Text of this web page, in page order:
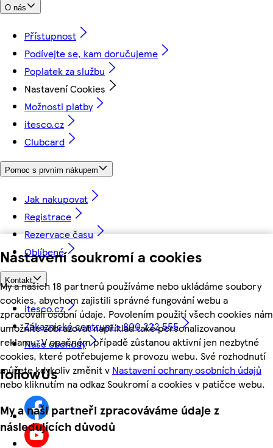
Nastavení soukromí a cookies
My a našich 18 partnerů používáme nebo ukládáme soubory
cookies, abychom zajistili správné fungování webu a
zpracovali osobní údaje. Povolením použití všech cookies nám
umožníte zobrazovat například také personalizovanou
reklamu. V opačném případě zůstanou aktivní jen nezbytné
cookies, které potřebujeme k provozu webu. Své rozhodnutí
můžete kdykoliv změnit v Nastavení ochrany osobních údajů
nebo kliknutím na odkaz Soukromí a cookies v patičce webu.
My a naši partneři zpracováváme údaje z
následujících důvodů
O nás
Přístupnost
Podívejte se, kam doručujeme
Poplatek za službu
Nastavení Cookies
Možnosti platby
itesco.cz
Clubcard
Pomoc s prvním nákupem
Jak nakupovat
Registrace
Rezervace času
Oblíbené
Kontakt
itesco.cz
Zákaznické centrum - 800 222 555
Naše obchody
followUs